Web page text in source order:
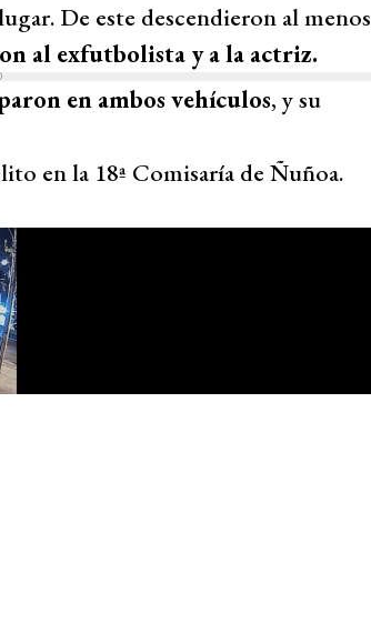
De este descendieron al menos
al exfutbolista y a la actriz.
en ambos vehículos, y su
en la 18ª Comisaría de Ñuñoa.